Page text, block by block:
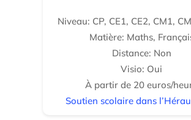
Niveau: CP, CE1, CE2, CM1,
Matière: Maths,
Distance: Non
Visio: Oui
À partir de 20 euros/
Soutien scolaire dans